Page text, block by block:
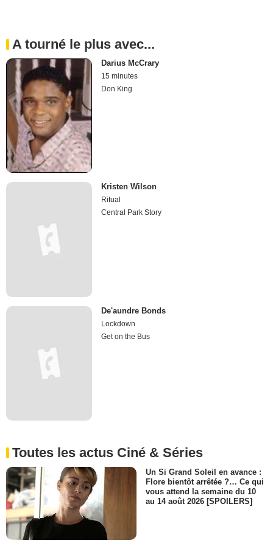
A tourné le plus avec...
Darius McCrary
15 minutes
Don King
Kristen Wilson
Ritual
Central Park Story
De'aundre Bonds
Lockdown
Get on the Bus
Toutes les actus Ciné & Séries
Un Si Grand Soleil en avance :
Flore bientôt arrêtée ?… Ce qui
vous attend la semaine du 10
au 14 août 2026 [SPOILERS]